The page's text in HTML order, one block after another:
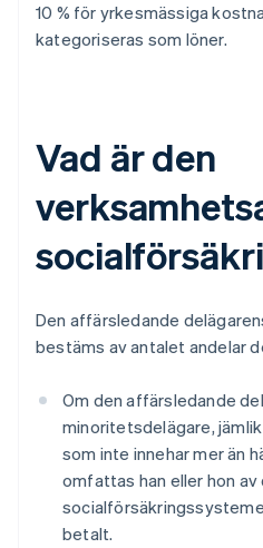
10 % för yrkesmässiga
kategoriseras som löner.
Vad är den
Den affärsledande
bestäms av antalet andelar
Om den affärsledande
minoritetsdelägare,
som inte innehar mer än
omfattas han eller hon av
betalt.